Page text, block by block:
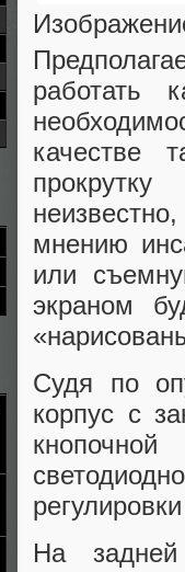
работать
качестве
мнению
или
экраном
Судя по
корпус с
На